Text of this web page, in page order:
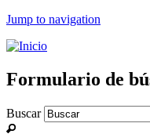
Jump to navigation
Formulario de
Buscar